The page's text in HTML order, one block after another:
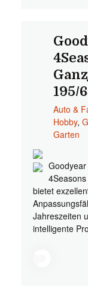
195/
Auto &
Hobby,
Garten
bietet
Jahreszeiten
intelligente